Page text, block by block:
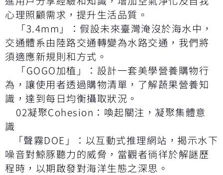
心理照顧需求，提升生活品質。
「3.4mm」：假設未來臺灣淹沒於海水中，
交通體系由陸路交通轉變為水路交通，我們將
須適應新規則和方式。
「GOGO加植」：設計一套美學營養購物行
為，讓使用者透過購物清單，了解蔬果營養知
識，達到每日均衡攝取狀況。
02凝聚Cohesion：喚起關注，凝聚集體意
識
「聲霧DOE」：以互動式推理網站，揭示水下
噪音對鯨豚聽力的威脅，當觀者徜徉於解謎歷
程時，以期啟發對海洋生態之深思。